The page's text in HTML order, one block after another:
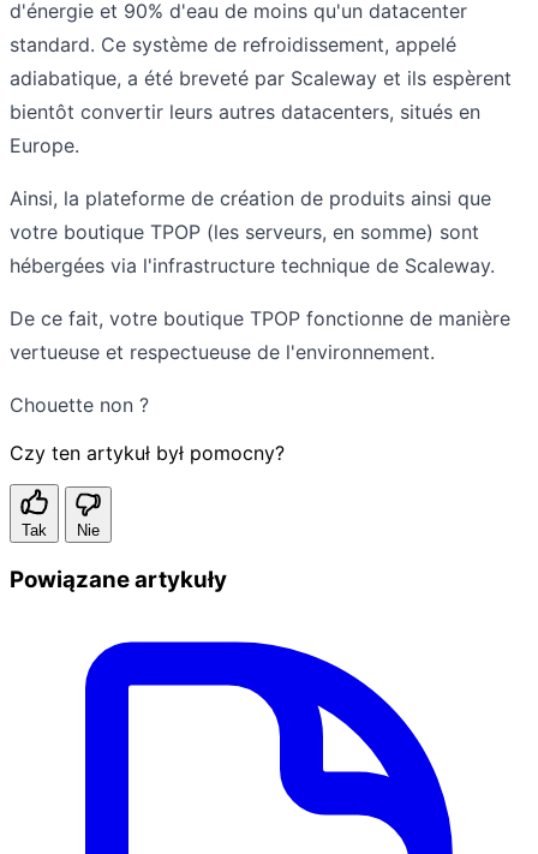
d'énergie et 90% d'eau de moins qu'un datacenter
standard. Ce système de refroidissement, appelé
adiabatique, a été breveté par Scaleway et ils espèrent
bientôt convertir leurs autres datacenters, situés en
Europe.
Ainsi, la plateforme de création de produits ainsi que
votre boutique TPOP (les serveurs, en somme) sont
hébergées via l'infrastructure technique de Scaleway.
De ce fait, votre boutique TPOP fonctionne de manière
vertueuse et respectueuse de l'environnement.
Chouette non ?
Czy ten artykuł był pomocny?
Tak Nie
Powiązane artykuły